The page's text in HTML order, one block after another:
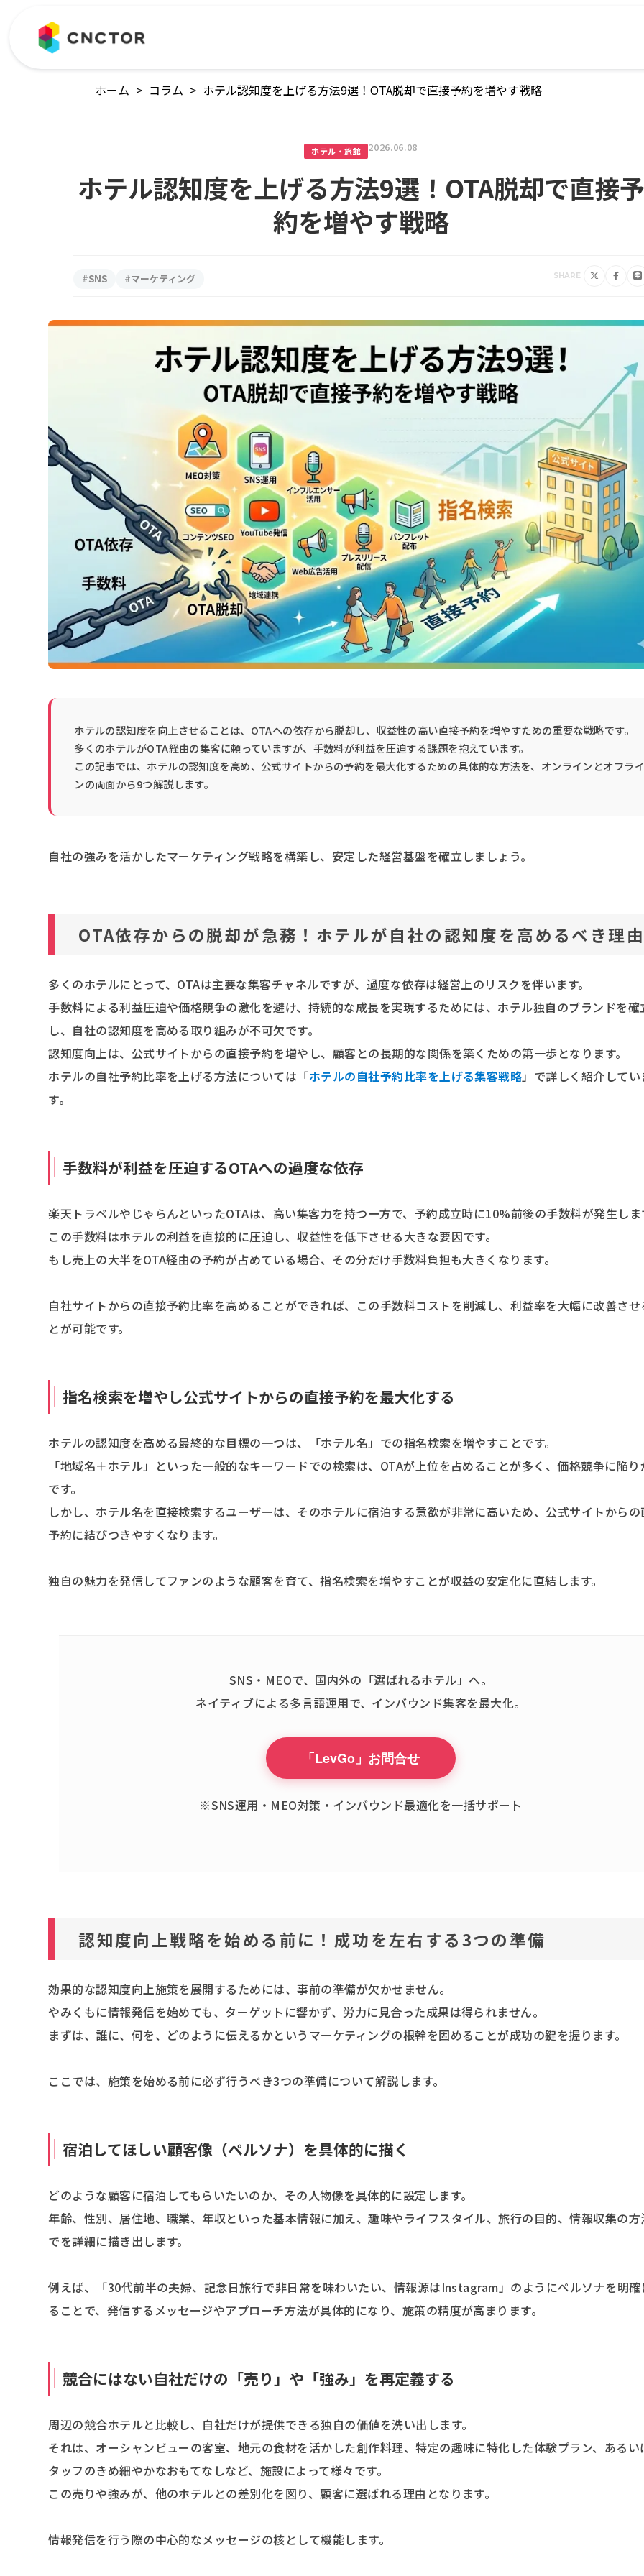
ホーム > コラム > ホテル認知度を上げる方法9選！OTA脱却で直接予約を増やす戦略
ホテル・旅館 2026.06.08
ホテル認知度を上げる方法9選！OTA脱却で直接予
約を増やす戦略
#SNS #マーケティング SHARE
ホテルの認知度を向上させることは、OTAへの依存から脱却し、収益性の高い直接予約を増やすための重要な戦略です。
多くのホテルがOTA経由の集客に頼っていますが、手数料が利益を圧迫する課題を抱えています。
この記事では、ホテルの認知度を高め、公式サイトからの予約を最大化するための具体的な方法を、オンラインとオフライ
ンの両面から9つ解説します。
自社の強みを活かしたマーケティング戦略を構築し、安定した経営基盤を確立しましょう。
OTA依存からの脱却が急務！ホテルが自社の認知度を高めるべき理
多くのホテルにとって、OTAは主要な集客チャネルですが、過度な依存は経営上のリスクを伴います。
手数料による利益圧迫や価格競争の激化を避け、持続的な成長を実現するためには、ホテル独自のブランドを確
し、自社の認知度を高める取り組みが不可欠です。
認知度向上は、公式サイトからの直接予約を増やし、顧客との長期的な関係を築くための第一歩となります。
ホテルの自社予約比率を上げる方法については「ホテルの自社予約比率を上げる集客戦略」で詳しく紹介してい
す。
手数料が利益を圧迫するOTAへの過度な依存
楽天トラベルやじゃらんといったOTAは、高い集客力を持つ一方で、予約成立時に10%前後の手数料が発生しま
この手数料はホテルの利益を直接的に圧迫し、収益性を低下させる大きな要因です。
もし売上の大半をOTA経由の予約が占めている場合、その分だけ手数料負担も大きくなります。
自社サイトからの直接予約比率を高めることができれば、この手数料コストを削減し、利益率を大幅に改善させ
とが可能です。
指名検索を増やし公式サイトからの直接予約を最大化する
ホテルの認知度を高める最終的な目標の一つは、「ホテル名」での指名検索を増やすことです。
「地域名＋ホテル」といった一般的なキーワードでの検索は、OTAが上位を占めることが多く、価格競争に陥り
です。
しかし、ホテル名を直接検索するユーザーは、そのホテルに宿泊する意欲が非常に高いため、公式サイトからの
予約に結びつきやすくなります。
独自の魅力を発信してファンのような顧客を育て、指名検索を増やすことが収益の安定化に直結します。
SNS・MEOで、国内外の「選ばれるホテル」へ。
ネイティブによる多言語運用で、インバウンド集客を最大化。
「LevGo」お問合せ
※SNS運用・MEO対策・インバウンド最適化を一括サポート
認知度向上戦略を始める前に！成功を左右する3つの準備
効果的な認知度向上施策を展開するためには、事前の準備が欠かせません。
やみくもに情報発信を始めても、ターゲットに響かず、労力に見合った成果は得られません。
まずは、誰に、何を、どのように伝えるかというマーケティングの根幹を固めることが成功の鍵を握ります。
ここでは、施策を始める前に必ず行うべき3つの準備について解説します。
宿泊してほしい顧客像（ペルソナ）を具体的に描く
どのような顧客に宿泊してもらいたいのか、その人物像を具体的に設定します。
年齢、性別、居住地、職業、年収といった基本情報に加え、趣味やライフスタイル、旅行の目的、情報収集の方
でを詳細に描き出します。
例えば、「30代前半の夫婦、記念日旅行で非日常を味わいたい、情報源はInstagram」のようにペルソナを明確
ることで、発信するメッセージやアプローチ方法が具体的になり、施策の精度が高まります。
競合にはない自社だけの「売り」や「強み」を再定義する
周辺の競合ホテルと比較し、自社だけが提供できる独自の価値を洗い出します。
それは、オーシャンビューの客室、地元の食材を活かした創作料理、特定の趣味に特化した体験プラン、あるい
タッフのきめ細やかなおもてなしなど、施設によって様々です。
この売りや強みが、他のホテルとの差別化を図り、顧客に選ばれる理由となります。
情報発信を行う際の中心的なメッセージの核として機能します。